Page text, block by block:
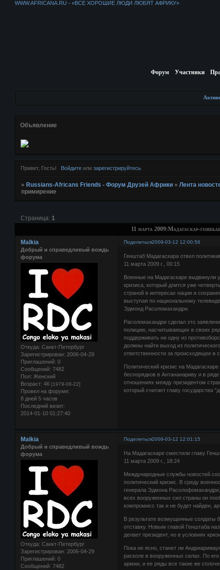
WWW.AFRICANA.RU - «ВСЕ ХОРОШИЕ ЛЮДИ ЛЮБЯТ АФРИКУ»
Форум Участники
Объявление
Привет, Гость! Войдитеили зарегистрируйтесь.
» Russians-Africans Friends - Форум Друзей Африки »Лента
примирение
11 марта 2009:Мадагаскар-
Страница: 1
Поделиться2009-03-12 12:00:56
Malkia
Добрый и справедливый вождь
форума
Откуда: Санкт-Петербург
Зарегистрирован: 2006-04-29
Приглашений: 0
Сообщений: 7482
Пол: Женский
Возраст: 46 [1979-08-22]
Провел на форуме:
8 дней 5 часов
Последний визит:
2014-01-10 01:27:40
Генштаб Мадагаскара отвел
11 марта 2009 г., 00:15
Военные на Мадагаскаре выдвинули
кризиса, который длится уже
страной в интересах нации и
выступая по национальному
Эдмонд Расоломахандри.
Расоломахандри сделал это
полицию, насчитывающих в своих
поддерживать ни одну из
должны найти выход из
ответственности за происходящее в
Политический кризис на
беспорядков в Антананариву и в
отношениях между президентом
который считает главу государства
Поделиться2009-03-12 12:01:15
Malkia
Добрый и справедливый вождь
форума
Откуда: Санкт-Петербург
Зарегистрирован: 2006-04-29
Приглашений: 0
Сообщений: 7482
На Мадагаскаре сместили главу
11 марта 2009 г., 18:24
Международные службы новостей
политический кризис. В среду
генерала Эдмона
всех вооруженных сил страны он
компромисс так и не будет найден,
В результате возмущенные солдаты
отставку. Новым главой Генштаба
делает президент, но в условиях
Пока не ясно, станет ли
расколе в вооруженных силах. По
армии, и ее ряды все такие же